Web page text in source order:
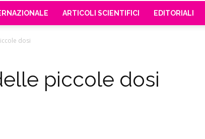
ARTICOLI SCIENTIFICI EDITORIALI
dosi
piccole dosi